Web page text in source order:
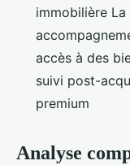
immobilière
accès à des
suivi post-
premium
Analyse